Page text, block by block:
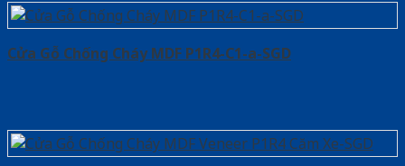
Cửa Gỗ Chống Cháy MDF P1R4-C1-a-SGD